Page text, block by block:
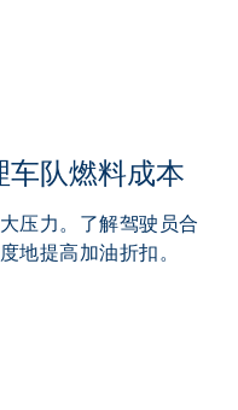
队燃料成本
压力。了解驾驶员合
地提高加油折扣。